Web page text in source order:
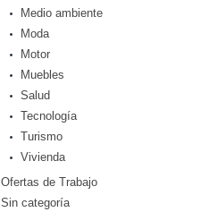
Medio ambiente
Moda
Motor
Muebles
Salud
Tecnología
Turismo
Vivienda
Ofertas de Trabajo
Sin categoría